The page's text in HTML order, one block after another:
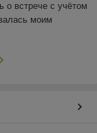
о встрече с учётом
моим